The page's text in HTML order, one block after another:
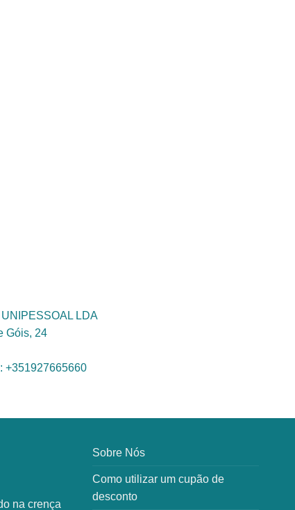
LDA
Góis, 24
+351927665660
na crença
Sobre Nós
Como utilizar um cupão de
desconto